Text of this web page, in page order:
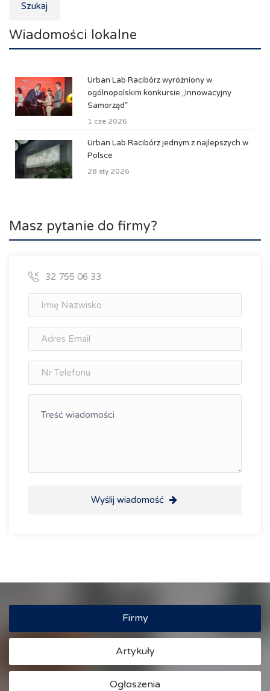
Szukaj
Wiadomości lokalne
Urban Lab Racibórz wyróżniony w
ogólnopolskim konkursie „Innowacyjny
Samorząd”
1 cze 2026
Urban Lab Racibórz jednym z najlepszych w
Polsce
28 sty 2026
Masz pytanie do firmy?
32 755 06 33
Wyślij wiadomość
Firmy
Artykuły
Ogłoszenia